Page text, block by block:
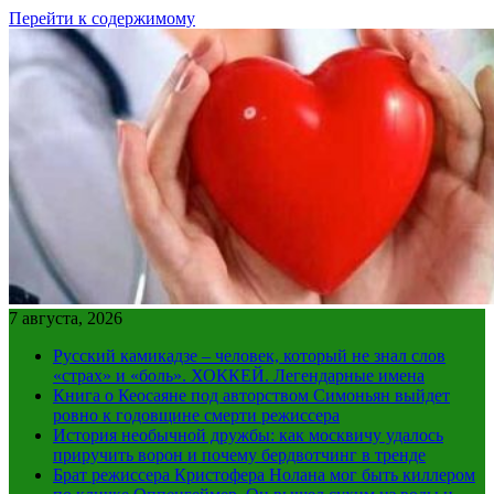
Перейти к содержимому
7 августа, 2026
Русский камикадзе – человек, который не знал слов
«страх» и «боль». ХОККЕЙ. Легендарные имена
Книга о Кеосаяне под авторством Симоньян выйдет
ровно к годовщине смерти режиссера
История необычной дружбы: как москвичу удалось
приручить ворон и почему бердвотчинг в тренде
Брат режиссера Кристофера Нолана мог быть киллером